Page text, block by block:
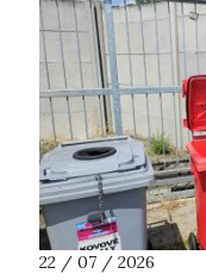
22 / 07 / 2026